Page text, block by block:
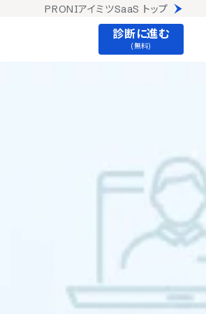
PRONIアイミツSaaS トップ
診断に進む
(無料)